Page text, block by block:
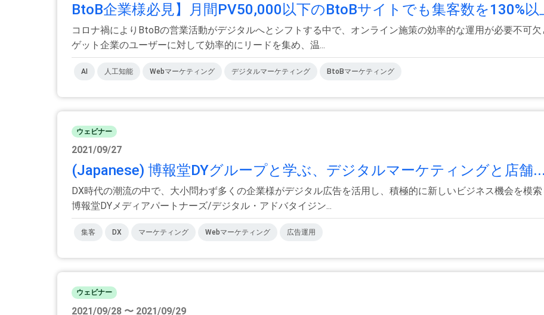
BtoB企業様必見】月間PV50,000以下のBtoBサイトでも集客数を130%以
コロナ禍によりBtoBの営業活動がデジタルへとシフトする中で、オンライン施策の効率的な運用が必要不可
ゲット企業のユーザーに対して効率的にリードを集め、温...
AI 人工知能 Webマーケティング デジタルマーケティング BtoBマーケティング
ウェビナー
2021/09/27
(Japanese) 博報堂DYグループと学ぶ、デジタルマーケティングと店舗...
DX時代の潮流の中で、大小問わず多くの企業様がデジタル広告を活用し、積極的に新しいビジネス機会を模
博報堂DYメディアパートナーズ/デジタル・アドバタイジン...
集客 DX マーケティング Webマーケティング 広告運用
ウェビナー
2021/09/28 〜 2021/09/29